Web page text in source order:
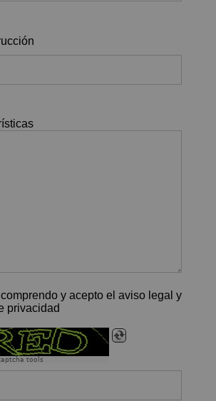
y acepto el aviso legal y
privacidad
tools